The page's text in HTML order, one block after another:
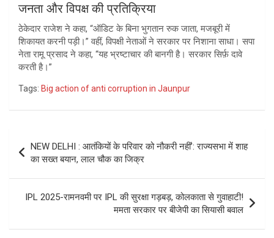
जनता और विपक्ष की प्रतिक्रिया
ठेकेदार राजेश ने कहा, “ऑडिट के बिना भुगतान रुक जाता, मजबूरी में
शिकायत करनी पड़ी।” वहीं, विपक्षी नेताओं ने सरकार पर निशाना साधा। सपा
नेता रामू प्रसाद ने कहा, “यह भ्रष्टाचार की बानगी है। सरकार सिर्फ़ दावे
करती है।”
Tags: Big action of anti corruption in Jaunpur
navigation
NEW DELHI : आतंकियों के परिवार को नौकरी नहीं’: राज्यसभा में शाह
का सख्त बयान, लाल चौक का जिक्र
IPL 2025-रामनवमी पर IPL की सुरक्षा गड़बड़, कोलकाता से गुवाहाटी!
ममता सरकार पर बीजेपी का सियासी बवाल